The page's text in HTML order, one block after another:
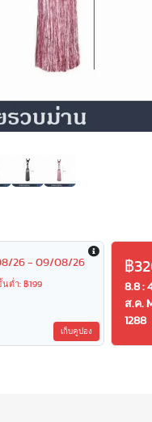
26 - 09/08/26
ต่ำ: ฿199
เก็บคูปอง
฿
8.8 :
ส.ค.
1288